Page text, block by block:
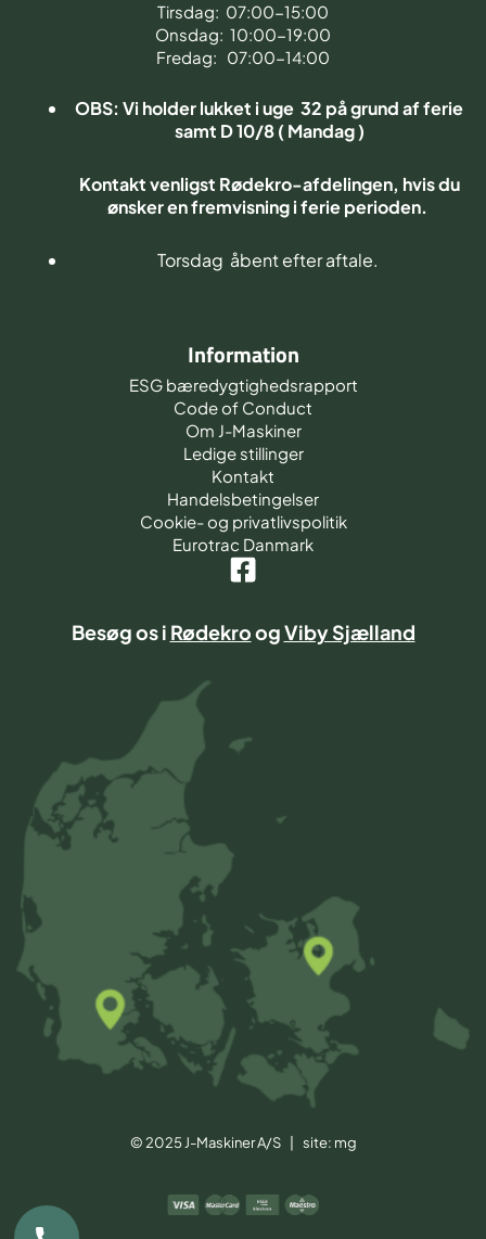
Tirsdag: 07:00-15:00
Onsdag: 10:00-19:00
Fredag: 07:00-14:00
OBS: Vi holder lukket i uge 32 på grund af ferie
samt D 10/8 ( Mandag )
Kontakt venligst Rødekro-afdelingen, hvis du
ønsker en fremvisning i ferie perioden.
Torsdag åbent efter aftale.
Information
ESG bæredygtighedsrapport
Code of Conduct
Om J-Maskiner
Ledige stillinger
Kontakt
Handelsbetingelser
Cookie- og privatlivspolitik
Eurotrac Danmark
Besøg os i RødekroogViby Sjælland
© 2025 J-Maskiner A/S | site: mg